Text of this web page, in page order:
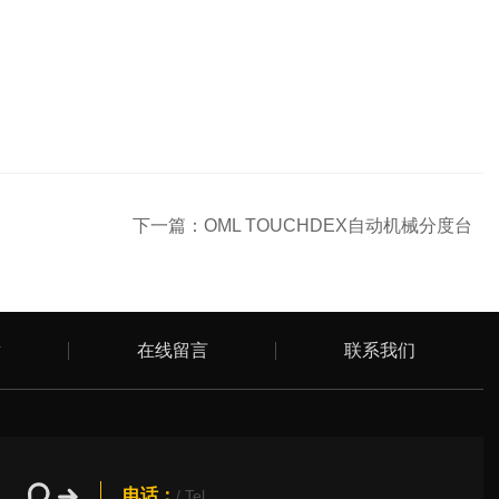
下一篇： OML TOUCHDEX自动机械分度台
在线留言 联系我们
电话：